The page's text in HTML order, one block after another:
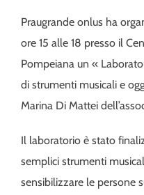
Praugrande onlus ha
ore 15 alle 18 presso il
Pompeiana un «
di strumenti musicali e
Marina Di Mattei
Il laboratorio è stato
semplici strumenti
sensibilizzare le persone